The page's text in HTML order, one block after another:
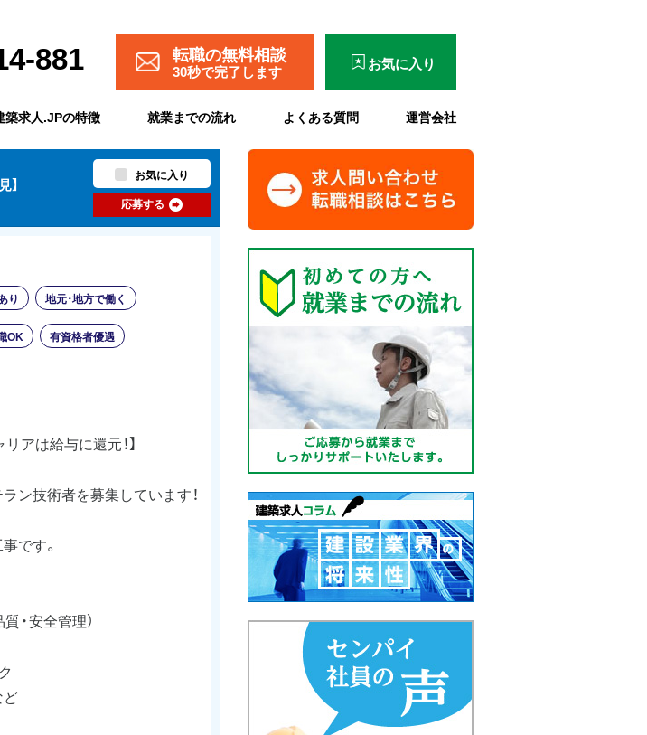
881 転職の無料相談
30秒で完了します お気に入り
築求人.JPの特徴 就業までの流れ よくある質問 運営会社
お気に入り
応募する
り 地元･地方で働く
OK 有資格者優遇
アは給与に還元！】
ン技術者を募集しています！
です。
・安全管理）